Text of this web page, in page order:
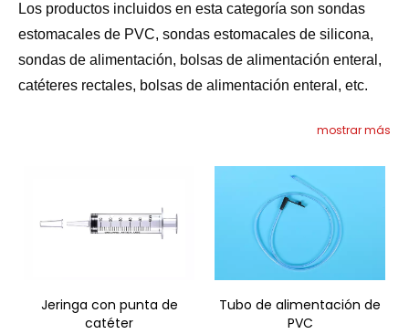
Los productos incluidos en esta categoría son sondas
estomacales de PVC, sondas estomacales de silicona,
sondas de alimentación, bolsas de alimentación enteral,
catéteres rectales, bolsas de alimentación enteral, etc.
mostrar más
Jeringa con punta de
catéter
Tubo de alimentación de
PVC